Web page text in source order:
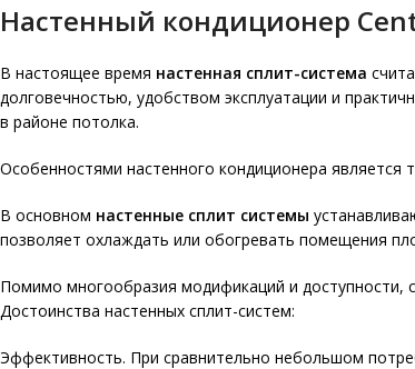
Настенный кондиционер
В настоящее время настенная сплит-система
долговечностью, удобством эксплуатации и
в районе потолка.
Особенностями настенного кондиционера
В основном настенные сплит системы
позволяет охлаждать или обогревать помещения
Помимо многообразия модификаций и доступности,
Достоинства настенных сплит-систем:
Эффективность. При сравнительно небольшом